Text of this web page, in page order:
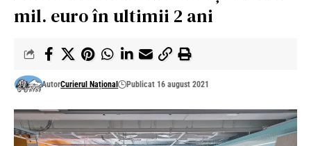
mil. euro în ultimii 2 ani
AutorCurierul Național Publicat 16 august 2021